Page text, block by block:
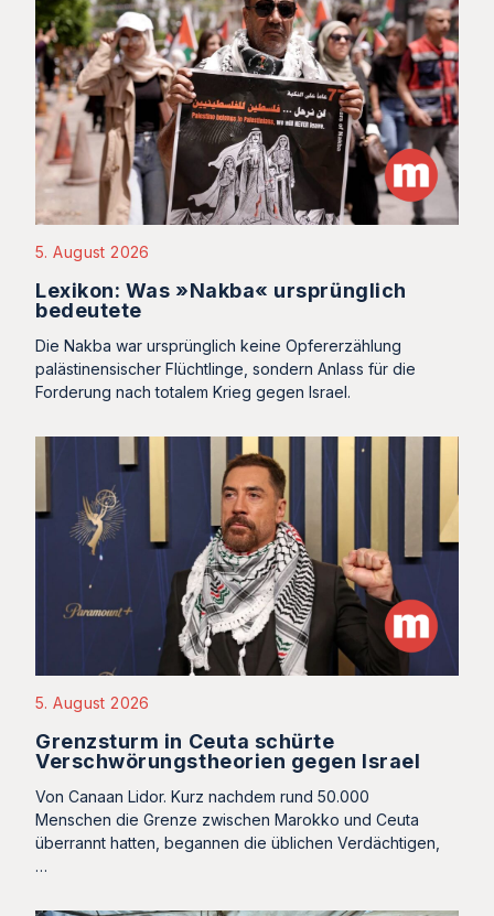
5. August 2026
Lexikon: Was »Nakba« ursprünglich
bedeutete
Die Nakba war ursprünglich keine Opfererzählung
palästinensischer Flüchtlinge, sondern Anlass für die
Forderung nach totalem Krieg gegen Israel.
5. August 2026
Grenzsturm in Ceuta schürte
Verschwörungstheorien gegen Israel
Von Canaan Lidor. Kurz nachdem rund 50.000
Menschen die Grenze zwischen Marokko und Ceuta
überrannt hatten, begannen die üblichen Verdächtigen,
…